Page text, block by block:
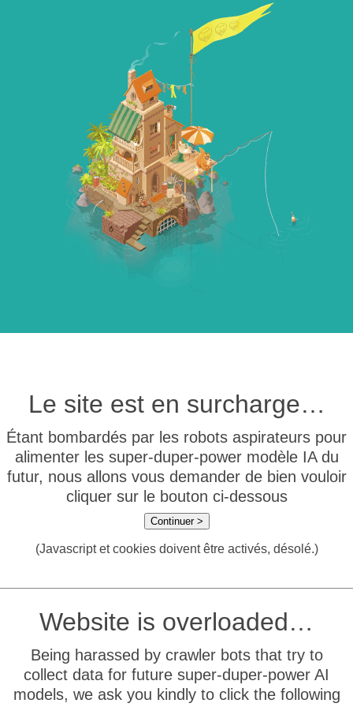
Le site est en surcharge…
Étant bombardés par les robots aspirateurs pour
alimenter les super-duper-power modèle IA du
futur, nous allons vous demander de bien vouloir
cliquer sur le bouton ci-dessous
Continuer >
(Javascript et cookies doivent être activés, désolé.)
Website is overloaded…
Being harassed by crawler bots that try to
collect data for future super-duper-power AI
models, we ask you kindly to click the following